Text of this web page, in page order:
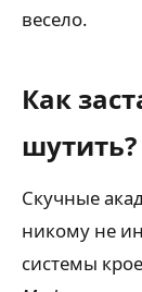
весело.
Как
шутить?
Скучные
никому не
системы